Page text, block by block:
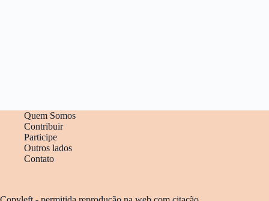
Quem Somos
Contribuir
Participe
Outros lados
Contato